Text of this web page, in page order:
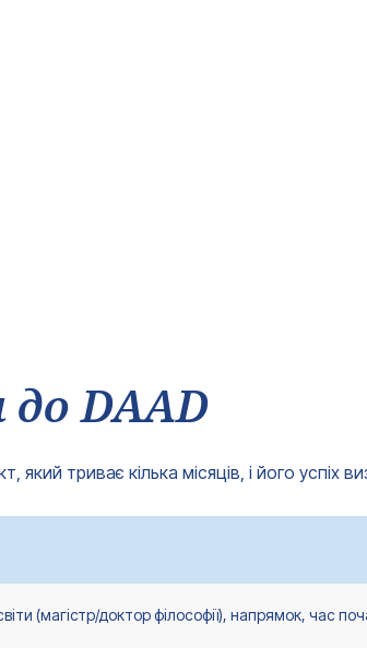
DAAD
триває кілька місяців, і його успіх
(магістр/доктор філософії), напрямок, час